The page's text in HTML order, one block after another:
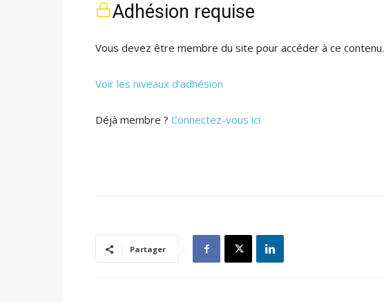
Adhésion requise
Vous devez être membre du site pour accéder à ce contenu.
Voir les niveaux d’adhésion
Déjà membre ? Connectez-vous ici
Partager